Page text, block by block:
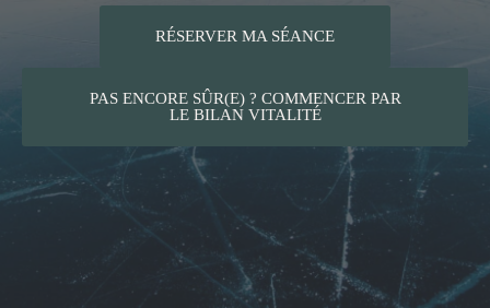
RÉSERVER MA SÉANCE
PAS ENCORE SÛR(E) ? COMMENCER PAR
LE BILAN VITALITÉ